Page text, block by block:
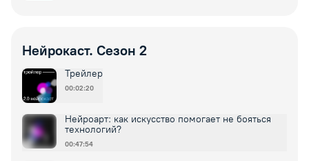
Нейрокаст. Сезон 2
Трейлер
00:02:20
Нейроарт: как искусство помогает не бояться
технологий?
00:47:54